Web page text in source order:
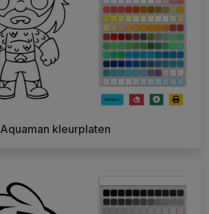
Aquaman kleurplaten